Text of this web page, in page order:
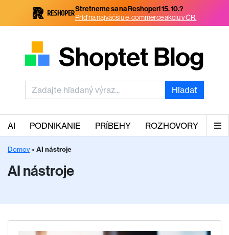
Stretneme sa na Reshoperi 15. 10.?
Príď na najväčšiu e-commerce akciu v ČR.
Hľadať
AI PODNIKANIE PRÍBEHY ROZHOVORY
Domov» AI nástroje
AI nástroje